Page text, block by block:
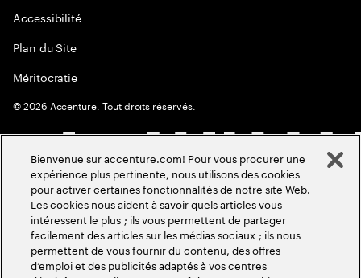
Accessibilité
Plan du Site
Méritocratie
©2026 Accenture. Tout droits réservés.
Bienvenue sur accenture.com! Pour vous procurer une
expérience plus pertinente, nous utilisons des cookies
pour activer certaines fonctionnalités de notre site Web.
Les cookies nous aident à savoir quels articles vous
intéressent le plus ; ils vous permettent de partager
facilement des articles sur les médias sociaux ; ils nous
permettent de vous fournir du contenu, des offres
d’emploi et des publicités adaptés à vos centres